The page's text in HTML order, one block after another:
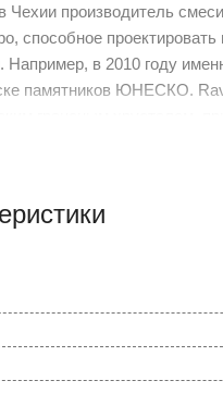
Чехии производитель
способное
в 2010 году
памятников ЮНЕСКО.
и четкие грани. Таким
мотивов.
Seina SE962.5YZ
с пружиной, которая
резиновыми